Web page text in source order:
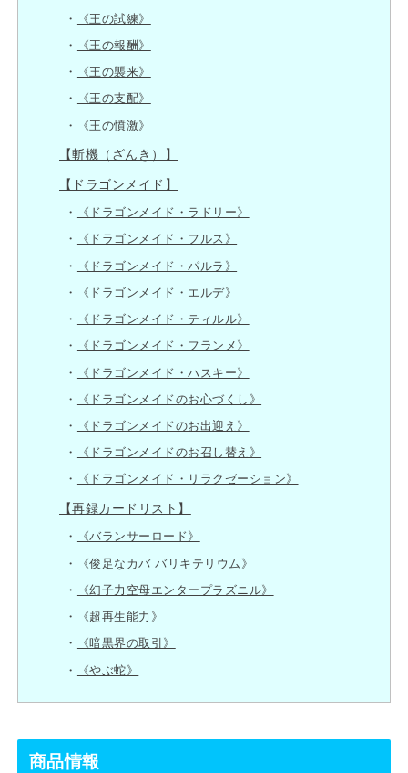
《王の試練》
《王の報酬》
《王の襲来》
《王の支配》
《王の憤激》
【斬機（ざんき）】
【ドラゴンメイド】
《ドラゴンメイド・ラドリー》
《ドラゴンメイド・フルス》
《ドラゴンメイド・パルラ》
《ドラゴンメイド・エルデ》
《ドラゴンメイド・ティルル》
《ドラゴンメイド・フランメ》
《ドラゴンメイド・ハスキー》
《ドラゴンメイドのお心づくし》
《ドラゴンメイドのお出迎え》
《ドラゴンメイドのお召し替え》
《ドラゴンメイド・リラクゼーション》
【再録カードリスト】
《バランサーロード》
《俊足なカバ バリキテリウム》
《幻子力空母エンタープラズニル》
《超再生能力》
《暗黒界の取引》
《やぶ蛇》
商品情報